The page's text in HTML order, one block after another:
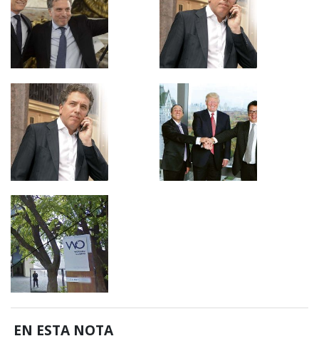
EN ESTA NOTA